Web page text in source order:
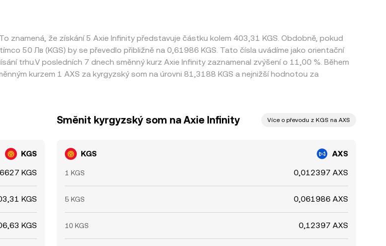
znamená, že získání 5 Axie Infinity představuje částku kolem 403,31 KGS. Obdobně, pokud
50 Лв (KGS) by se převedlo přibližně na 0,61986 KGS. Tato čísla uvádíme jako orientační
trhu.V posledních 7 dnech směnný kurz Axie Infinity zaznamenal zvýšení o 11,00 %. Během
kurzem 1 AXS za kyrgyzský som na úrovni 81,3188 KGS a nejnižší hodnotou za
KGS
KGS
KGS
KGS
Směnit kyrgyzský som na Axie Infinity Více o převodu z KGS na AXS
KGS AXS
1 KGS 0,012397 AXS
5 KGS 0,061986 AXS
10 KGS 0,12397 AXS